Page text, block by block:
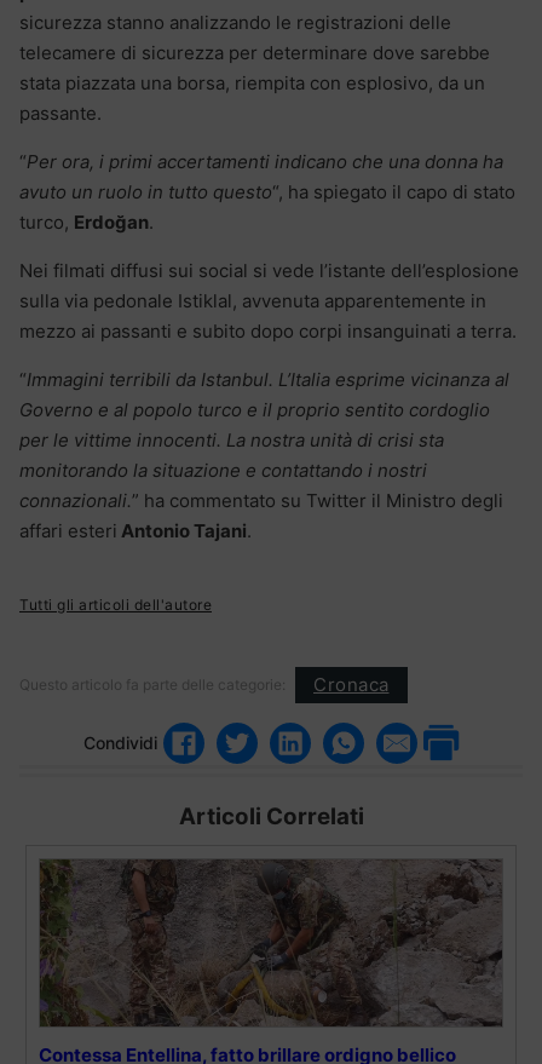
sicurezza stanno analizzando le registrazioni delle
telecamere di sicurezza per determinare dove sarebbe
stata piazzata una borsa, riempita con esplosivo, da un
passante.
“Per ora, i primi accertamenti indicano che una donna ha
avuto un ruolo in tutto questo“, ha spiegato il capo di stato
turco, Erdoğan.
Nei filmati diffusi sui social si vede l’istante dell’esplosione
sulla via pedonale Istiklal, avvenuta apparentemente in
mezzo ai passanti e subito dopo corpi insanguinati a terra.
“Immagini terribili da Istanbul. L’Italia esprime vicinanza al
Governo e al popolo turco e il proprio sentito cordoglio
per le vittime innocenti. La nostra unità di crisi sta
monitorando la situazione e contattando i nostri
connazionali.” ha commentato su Twitter il Ministro degli
affari esteri Antonio Tajani.
Tutti gli articoli dell'autore
Questo articolo fa parte delle categorie: Cronaca
Condividi
Articoli Correlati
Contessa Entellina, fatto brillare ordigno bellico